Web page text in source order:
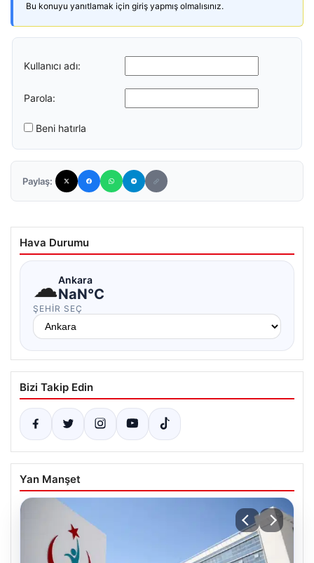
Bu konuyu yanıtlamak için giriş yapmış olmalısınız.
Kullanıcı adı:
Parola:
Beni hatırla
Paylaş:
Hava Durumu
☁Ankara
NaN°C
ŞEHIR SEÇ
Bizi Takip Edin
Yan Manşet